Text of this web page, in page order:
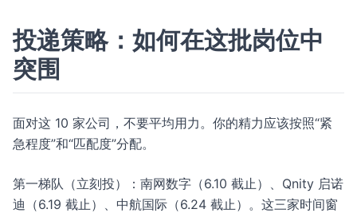
投递策略：如何在这批岗位中
突围
面对这 10 家公司，不要平均用力。你的精力应该按照“紧
急程度”和“匹配度”分配。
第一梯队（立刻投）：南网数字（6.10 截止）、Qnity 启诺
迪（6.19 截止）、中航国际（6.24 截止）。这三家时间窗